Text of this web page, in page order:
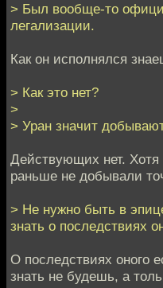
> Был вообще-то
легализации.
Как он исполнялся
> Как это нет?
>
> Уран значит
Действующих нет.
раньше не добывали
> Не нужно быть в
знать о последствиях
О последствиях оного
знать не будешь, а